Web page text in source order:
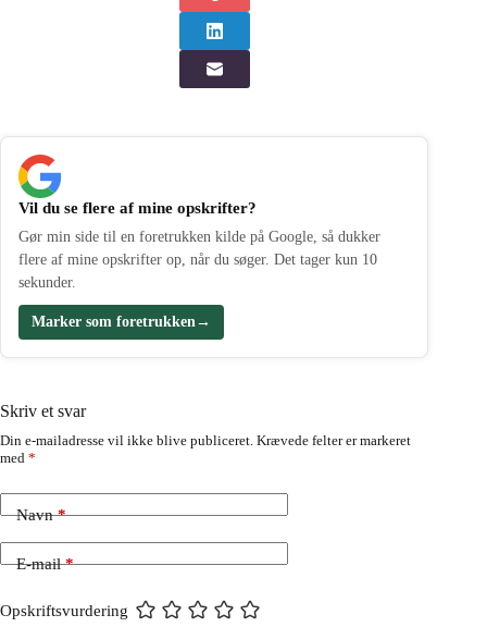
Vil du se flere af mine opskrifter?
Gør min side til en foretrukken kilde på Google, så dukker
flere af mine opskrifter op, når du søger. Det tager kun 10
sekunder.
Marker som foretrukken→
Skriv et svar
Din e-mailadresse vil ikke blive publiceret. Krævede felter er markeret
med *
Navn*
E-mail*
Opskriftsvurdering